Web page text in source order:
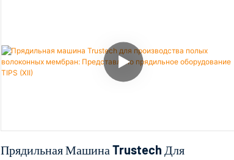
Прядильная Машина Trustech Для